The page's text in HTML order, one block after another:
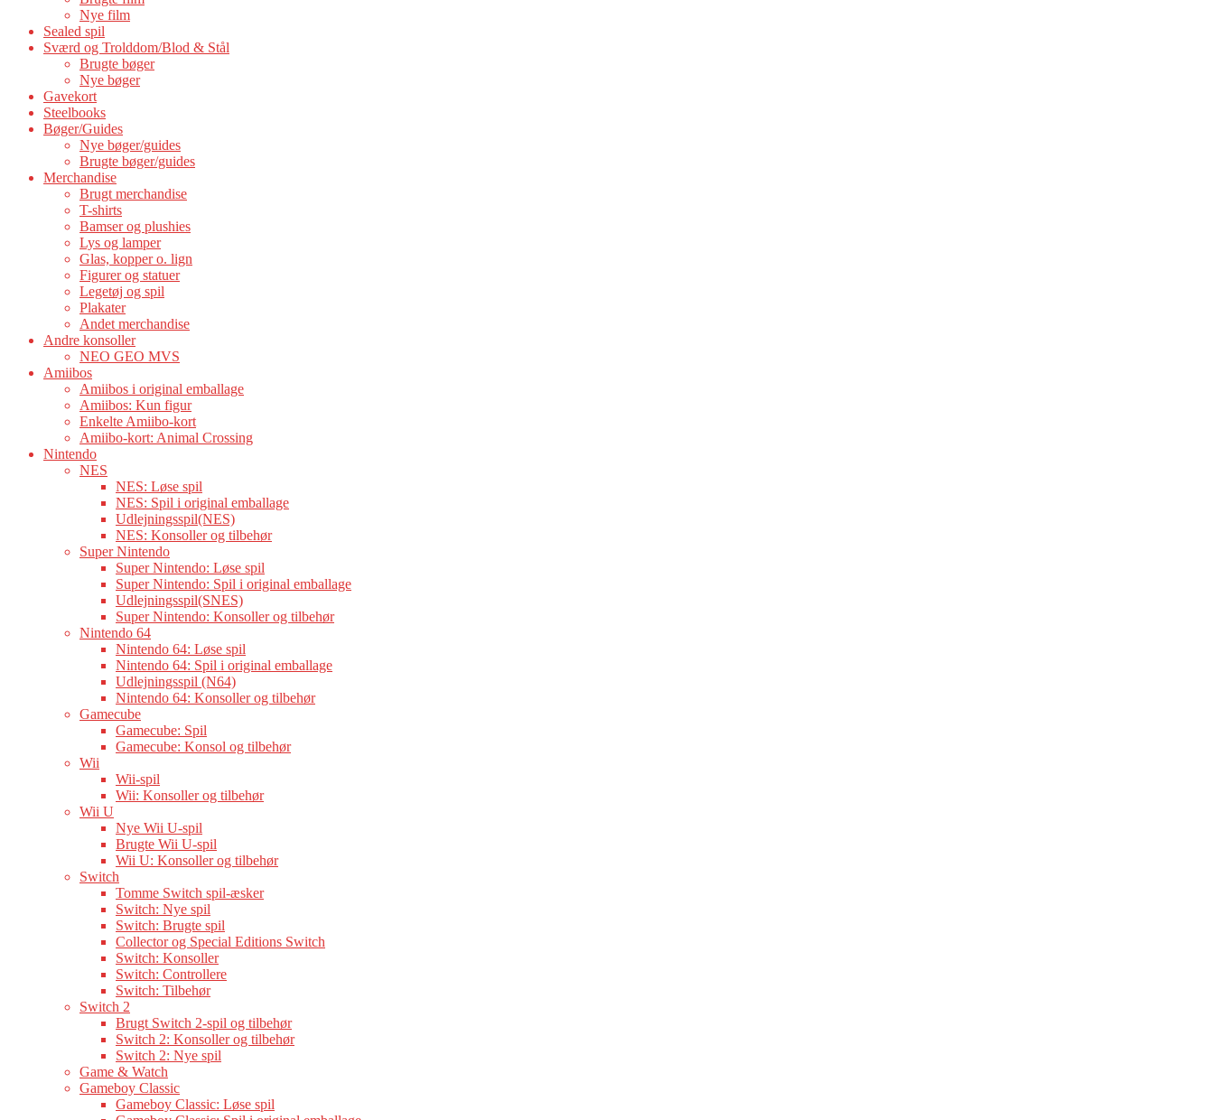
Nye film
Sealed spil
Sværd og Trolddom/Blod & Stål
Brugte bøger
Nye bøger
Gavekort
Steelbooks
Bøger/Guides
Nye bøger/guides
Brugte bøger/guides
Merchandise
Brugt merchandise
T-shirts
Bamser og plushies
Lys og lamper
Glas, kopper o. lign
Figurer og statuer
Legetøj og spil
Plakater
Andet merchandise
Andre konsoller
NEO GEO MVS
Amiibos
Amiibos i original emballage
Amiibos: Kun figur
Enkelte Amiibo-kort
Amiibo-kort: Animal Crossing
Nintendo
NES
NES: Løse spil
NES: Spil i original emballage
Udlejningsspil(NES)
NES: Konsoller og tilbehør
Super Nintendo
Super Nintendo: Løse spil
Super Nintendo: Spil i original emballage
Udlejningsspil(SNES)
Super Nintendo: Konsoller og tilbehør
Nintendo 64
Nintendo 64: Løse spil
Nintendo 64: Spil i original emballage
Udlejningsspil (N64)
Nintendo 64: Konsoller og tilbehør
Gamecube
Gamecube: Spil
Gamecube: Konsol og tilbehør
Wii
Wii-spil
Wii: Konsoller og tilbehør
Wii U
Nye Wii U-spil
Brugte Wii U-spil
Wii U: Konsoller og tilbehør
Switch
Tomme Switch spil-æsker
Switch: Nye spil
Switch: Brugte spil
Collector og Special Editions Switch
Switch: Konsoller
Switch: Controllere
Switch: Tilbehør
Switch 2
Brugt Switch 2-spil og tilbehør
Switch 2: Konsoller og tilbehør
Switch 2: Nye spil
Game & Watch
Gameboy Classic
Gameboy Classic: Løse spil